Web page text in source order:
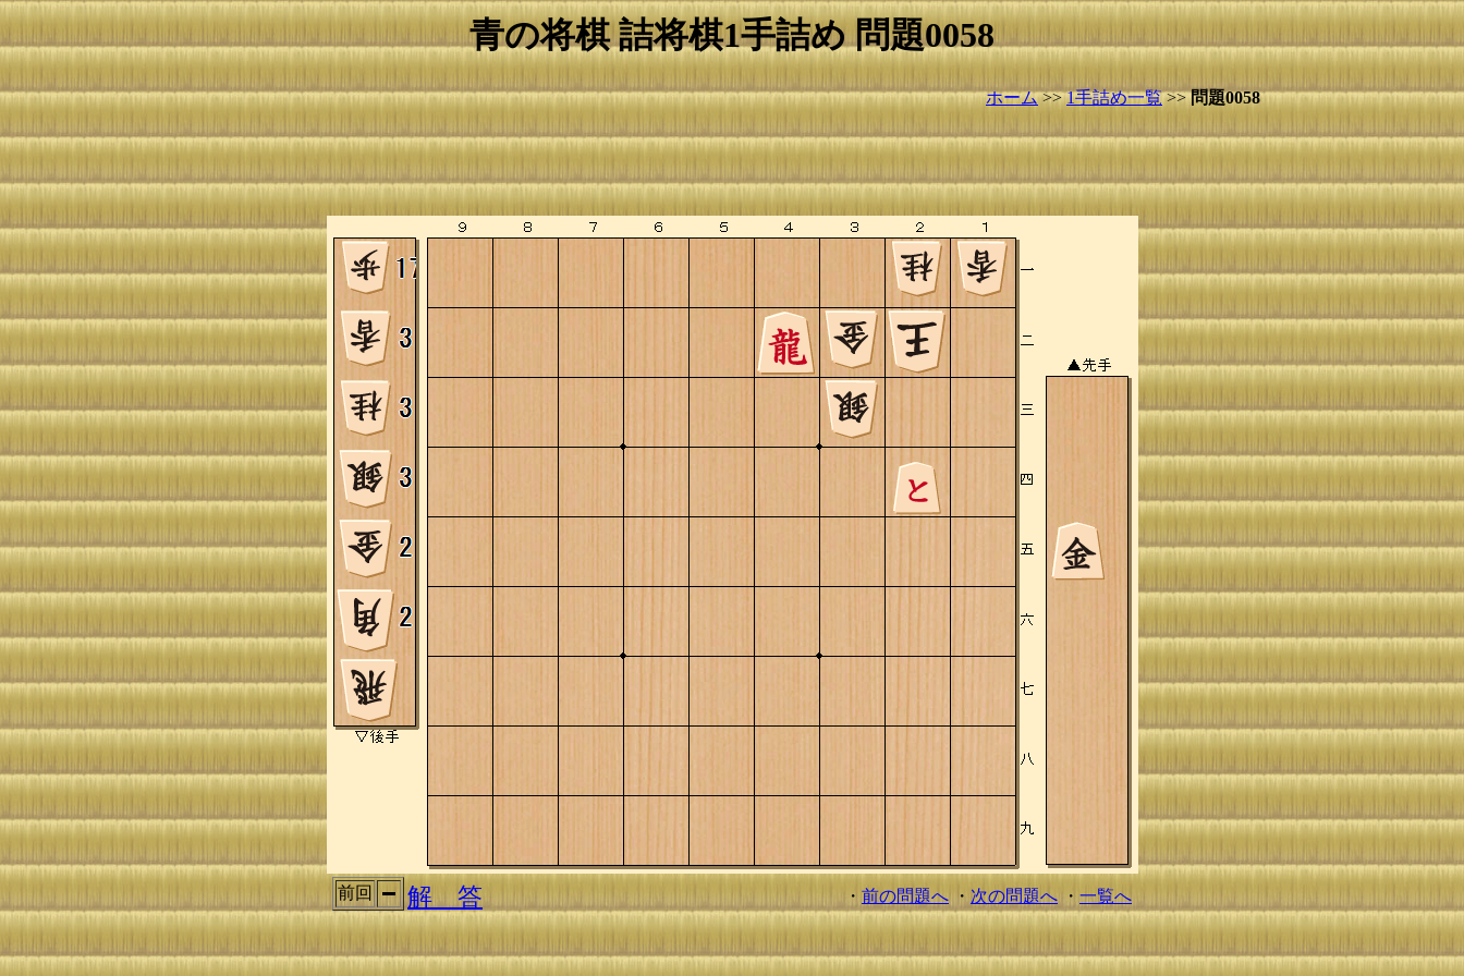
青の将棋 詰将棋1手詰め 問題0058
ホーム>>1手詰め一覧>>問題0058
前回 解 答 ・ 前の問題へ・次の問題へ ・ 一覧へ